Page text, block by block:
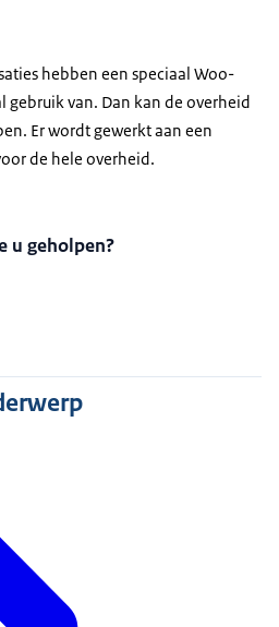
hebben een speciaal Woo-
gebruik van. Dan kan de overheid
Er wordt gewerkt aan een
de hele overheid.
u geholpen?